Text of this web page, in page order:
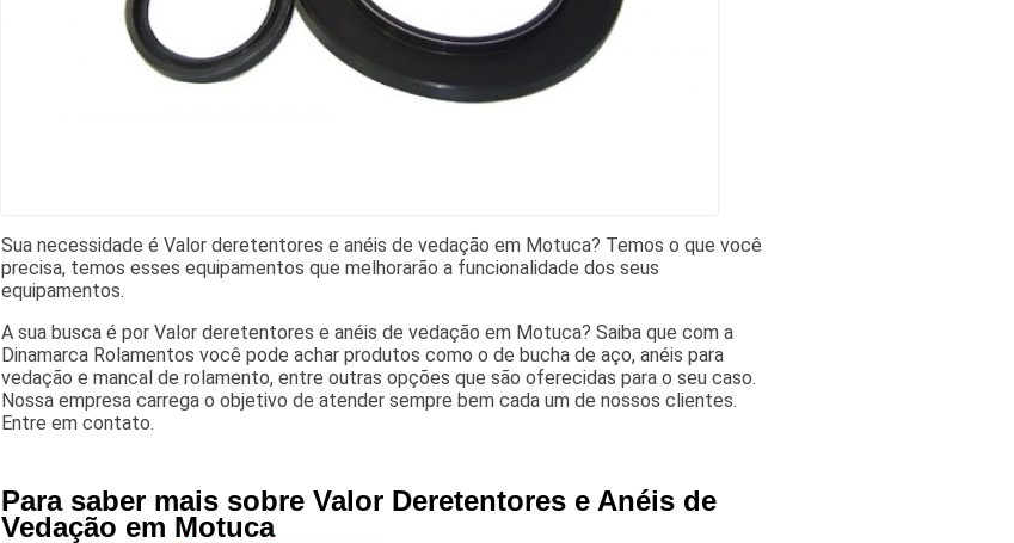
Sua necessidade é Valor deretentores e anéis de vedação em Motuca? Temos o que você
precisa, temos esses equipamentos que melhorarão a funcionalidade dos seus
equipamentos.
A sua busca é por Valor deretentores e anéis de vedação em Motuca? Saiba que com a
Dinamarca Rolamentos você pode achar produtos como o de bucha de aço, anéis para
vedação e mancal de rolamento, entre outras opções que são oferecidas para o seu caso.
Nossa empresa carrega o objetivo de atender sempre bem cada um de nossos clientes.
Entre em contato.
Para saber mais sobre Valor Deretentores e Anéis de
Vedação em Motuca